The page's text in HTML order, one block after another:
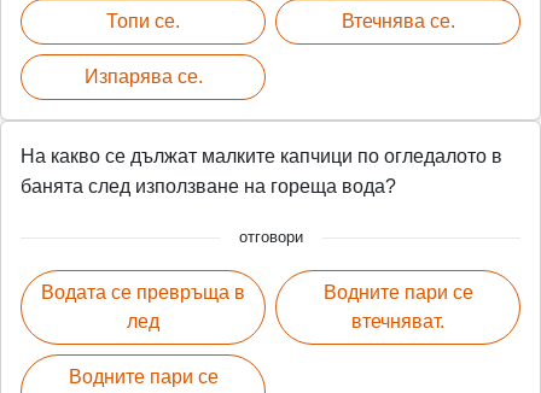
Топи се.
Изпарява се.
Втечнява се.
На какво се дължат малките капчици по огледалото в
банята след използване на гореща вода?
отговори
Водата се превръща в
лед
Водните пари се
Водните пари се
втечняват.